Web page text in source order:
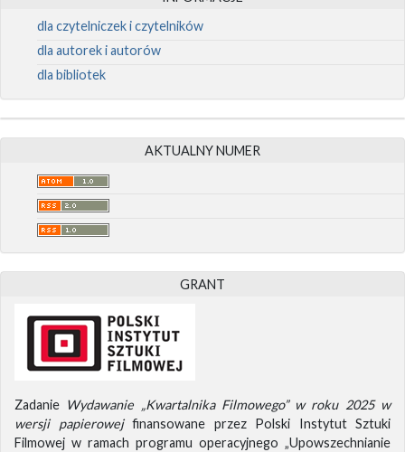
dla czytelniczek i czytelników
dla autorek i autorów
dla bibliotek
AKTUALNY NUMER
GRANT
Zadanie Wydawanie „Kwartalnika Filmowego” w roku 2025 w
wersji papierowejfinansowane przez Polski Instytut Sztuki
Filmowej w ramach programu operacyjnego „Upowszechnianie